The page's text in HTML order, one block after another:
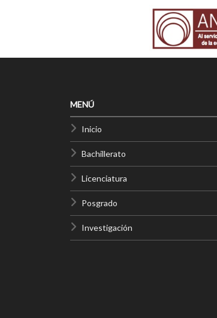
MENÚ
Inicio
Bachillerato
Licenciatura
Posgrado
Investigación